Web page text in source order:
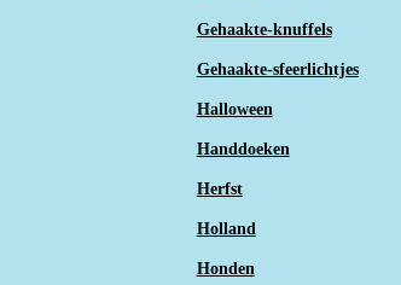
Gehaakte-knuffels
Gehaakte-sfeerlichtjes
Halloween
Handdoeken
Herfst
Holland
Honden